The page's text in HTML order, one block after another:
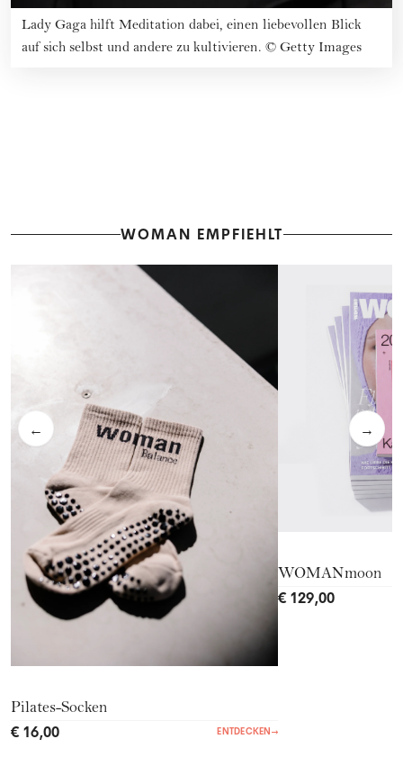
Lady Gaga hilft Meditation dabei, einen liebevollen Blick
auf sich selbst und andere zu kultivieren. © Getty Images
WOMAN EMPFIEHLT
← →
Pilates-Socken
€ 16,00 ENTDECKEN→
WOMANmoon
€ 129,00